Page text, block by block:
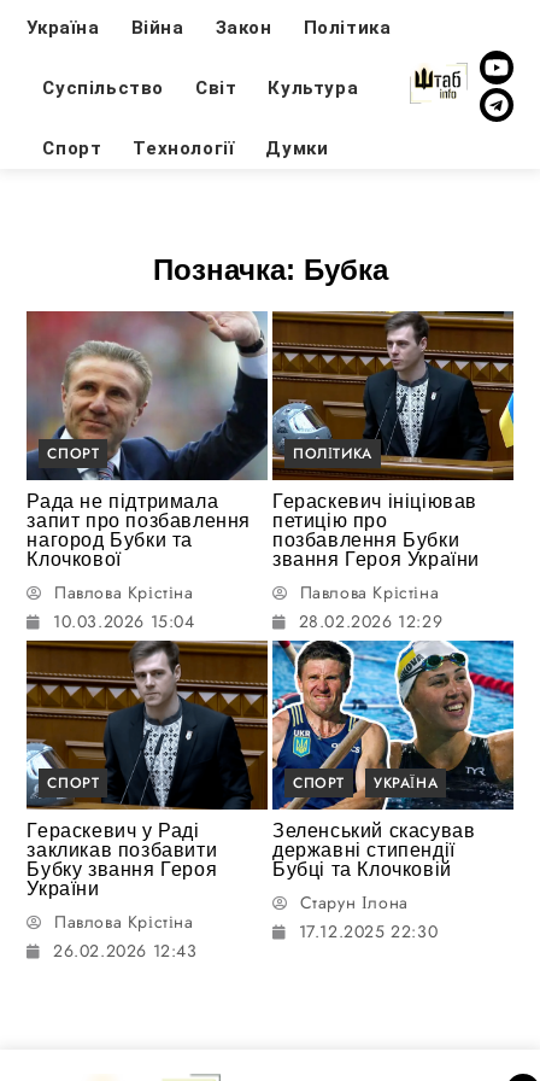
Україна Війна Закон Політика
Суспільство Світ Культура
Спорт Технології Думки
Позначка: Бубка
СПОРТ
Рада не підтримала
запит про позбавлення
нагород Бубки та
Клочкової
Павлова Крістіна
10.03.2026 15:04
ПОЛІТИКА
Гераскевич ініціював
петицію про
позбавлення Бубки
звання Героя України
Павлова Крістіна
28.02.2026 12:29
СПОРТ
Гераскевич у Раді
закликав позбавити
Бубку звання Героя
України
Павлова Крістіна
26.02.2026 12:43
СПОРТ УКРАЇНА
Зеленський скасував
державні стипендії
Бубці та Клочковій
Старун Ілона
17.12.2025 22:30